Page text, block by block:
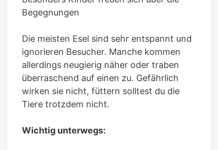
Begegnungen
Die meisten Esel sind sehr entspannt und
ignorieren Besucher. Manche kommen
allerdings neugierig näher oder traben
überraschend auf einen zu. Gefährlich
wirken sie nicht, füttern solltest du die
Tiere trotzdem nicht.
Wichtig unterwegs: